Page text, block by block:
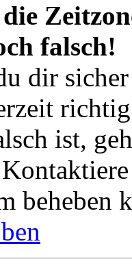
falsch!
dir
ist,
beheben